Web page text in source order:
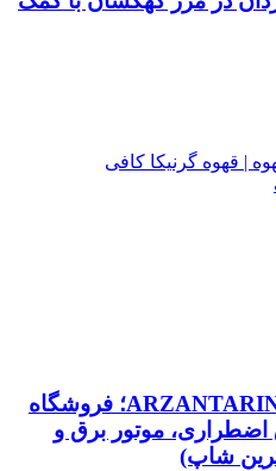
| قهوه گرنیکا کافی
افتتاح رسمی ARZANTARIN.SHOP؛ فروشگاه
موتور برق و
ترین شاپ)